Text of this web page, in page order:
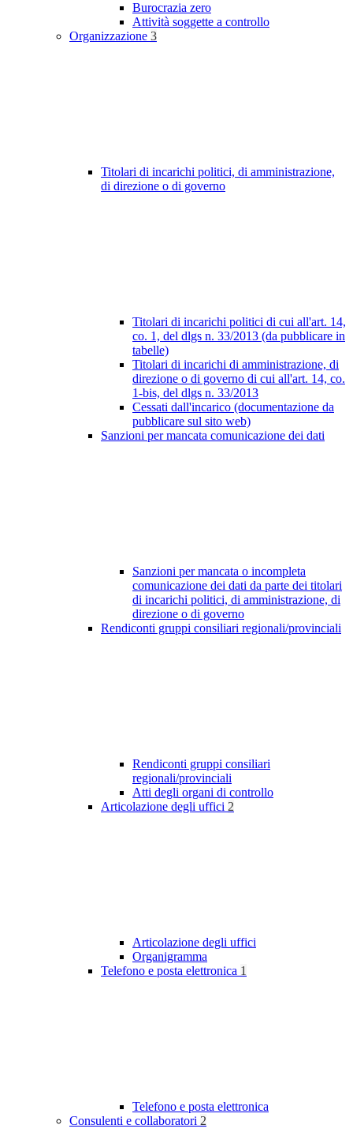
Burocrazia zero
Attività soggette a controllo
Organizzazione 3
Titolari di incarichi politici, di amministrazione,
di direzione o di governo
Titolari di incarichi politici di cui all'art. 14,
co. 1, del dlgs n. 33/2013 (da pubblicare in
tabelle)
Titolari di incarichi di amministrazione, di
direzione o di governo di cui all'art. 14, co.
1-bis, del dlgs n. 33/2013
Cessati dall'incarico (documentazione da
pubblicare sul sito web)
Sanzioni per mancata comunicazione dei dati
Sanzioni per mancata o incompleta
comunicazione dei dati da parte dei titolari
di incarichi politici, di amministrazione, di
direzione o di governo
Rendiconti gruppi consiliari regionali/provinciali
Rendiconti gruppi consiliari
regionali/provinciali
Atti degli organi di controllo
Articolazione degli uffici 2
Articolazione degli uffici
Organigramma
Telefono e posta elettronica 1
Telefono e posta elettronica
Consulenti e collaboratori 2